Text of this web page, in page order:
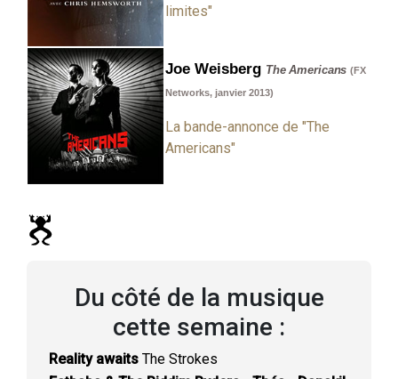
limites"
Joe Weisberg The Americans(FX
Networks, janvier 2013)
La bande-annonce de "The
Americans"
Du côté de la musique
cette semaine :
Reality awaits The Strokes